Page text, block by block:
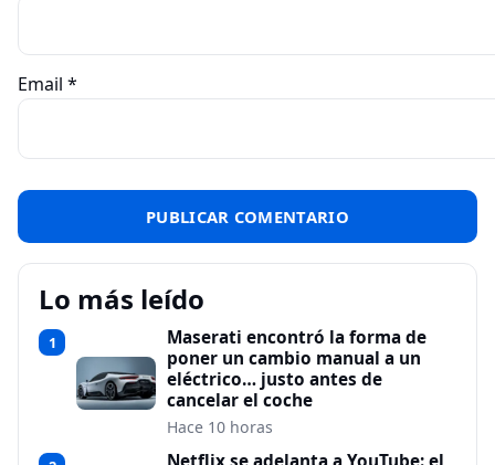
Email *
Lo más leído
1
Maserati encontró la forma de
poner un cambio manual a un
eléctrico… justo antes de
cancelar el coche
Hace 10 horas